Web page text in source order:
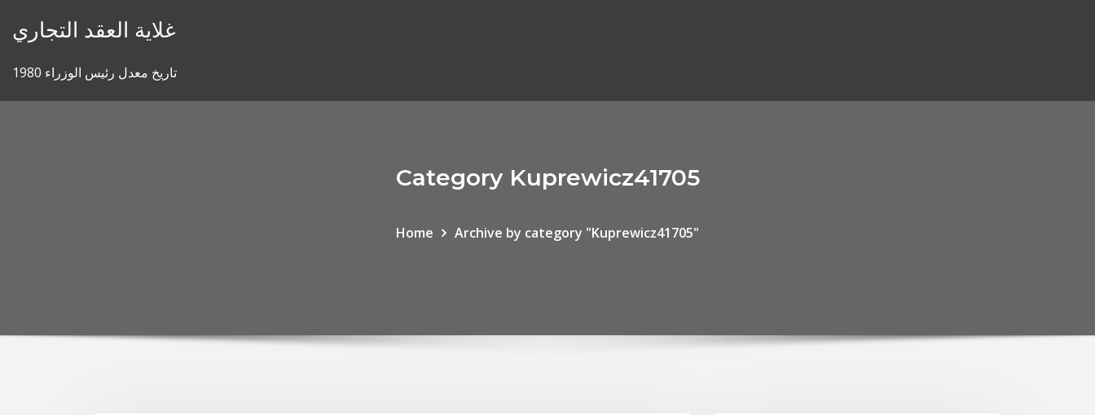
غلاية العقد التجاري
تاريخ معدل رئيس الوزراء 1980
Category Kuprewicz41705
Home Archive by category "Kuprewicz41705"